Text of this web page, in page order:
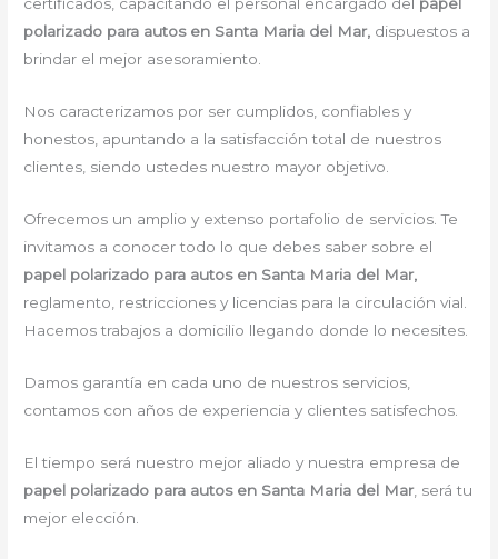
polarizado para autos en Santa Maria del Mar, dispuestos a
brindar el mejor asesoramiento.
Nos caracterizamos por ser cumplidos, confiables y
honestos, apuntando a la satisfacción total de nuestros
clientes, siendo ustedes nuestro mayor objetivo.
Ofrecemos un amplio y extenso portafolio de servicios. Te
invitamos a conocer todo lo que debes saber sobre el
papel polarizado para autos en Santa Maria del Mar,
reglamento, restricciones y licencias para la circulación vial.
Hacemos trabajos a domicilio llegando donde lo necesites.
Damos garantía en cada uno de nuestros servicios,
contamos con años de experiencia y clientes satisfechos.
El tiempo será nuestro mejor aliado y nuestra empresa de
papel polarizado para autos en Santa Maria del Mar, será tu
mejor elección.